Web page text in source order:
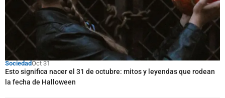
SociedadOct 31
Esto significa nacer el 31 de octubre: mitos y leyendas que rodean
la fecha de Halloween